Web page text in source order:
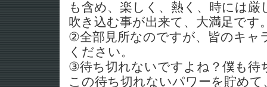
も含め、楽しく、熱く、時には厳
吹き込む事が出来て、大満足です
②全部見所なのですが、皆のキャ
ください。
③待ち切れないですよね？僕も待
この待ち切れないパワーを貯めて